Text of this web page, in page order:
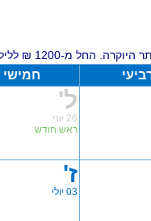
החל מ-1200 ₪ ללילה!
חמישי
ל'
26 יוני
ראש חודש
ז'
03 יולי